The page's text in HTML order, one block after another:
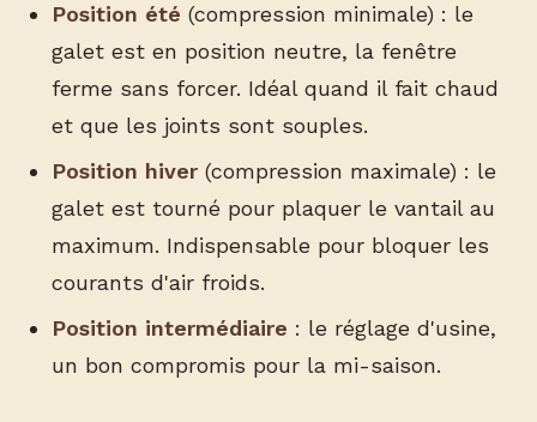
Position été (compression minimale) : le
galet est en position neutre, la fenêtre
ferme sans forcer. Idéal quand il fait chaud
et que les joints sont souples.
Position hiver(compression maximale) : le
galet est tourné pour plaquer le vantail au
maximum. Indispensable pour bloquer les
courants d'air froids.
Position intermédiaire : le réglage d'usine,
un bon compromis pour la mi-saison.